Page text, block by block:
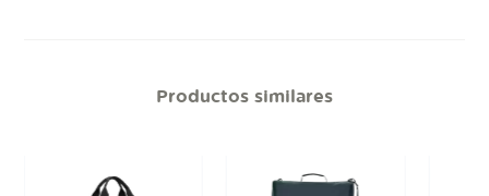
Productos similares